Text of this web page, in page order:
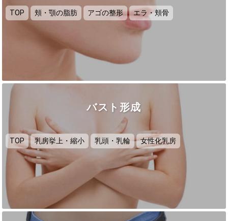
TOP 頬・顎の脂肪 アゴの整形 エラ・頬骨
バスト形成
TOP 乳房挙上・縮小 乳頭・乳輪 女性化乳房